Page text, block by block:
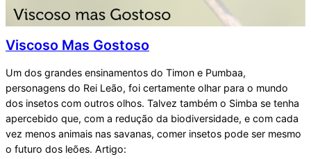
Viscoso Mas Gostoso
Um dos grandes ensinamentos do Timon e Pumbaa,
personagens do Rei Leão, foi certamente olhar para o mundo
dos insetos com outros olhos. Talvez também o Simba se tenha
apercebido que, com a redução da biodiversidade, e com cada
vez menos animais nas savanas, comer insetos pode ser mesmo
o futuro dos leões. Artigo: